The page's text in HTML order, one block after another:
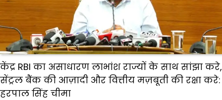
केंद्र RBI का असाधारण लाभांश राज्यों के साथ सांझा करे,
सेंट्रल बैंक की आज़ादी और वित्तीय मज़बूती की रक्षा करे:
हरपाल सिंह चीमा